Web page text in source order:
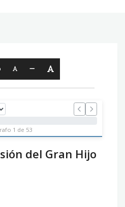
1 de 53
del Gran Hijo